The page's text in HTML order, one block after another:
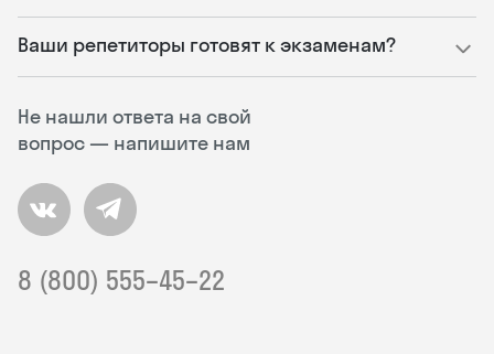
Не нашли ответа на свой
вопрос — напишите нам
8 (800) 555–45–22
Ваши репетиторы готовят к экзаменам?